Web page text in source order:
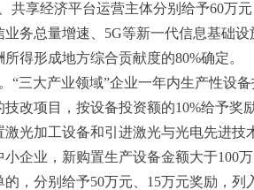
共享经济平台运营主体分别给予60万
务总量增速、5G等新一代信息基础
得形成地方综合贡献度的80%确定。
“三大产业领域”企业一年内生产性设
技改项目，按设备投资额的10%给予
光加工设备和引进激光与光电先进
企业，新购置生产设备金额大于100
的，分别给予50万元、15万元奖励，